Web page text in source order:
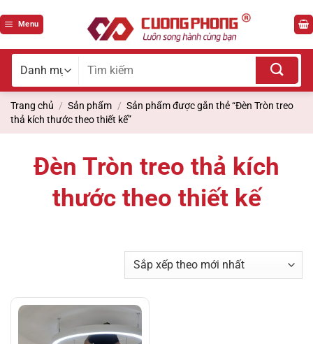
qua
Menu
Tìm
Trang chủ / Sản phẩm / Sản phẩm được gắn thẻ “Đèn Tròn treo
thả kích thước theo thiết kế”
Đèn Tròn treo thả kích
thước theo thiết kế